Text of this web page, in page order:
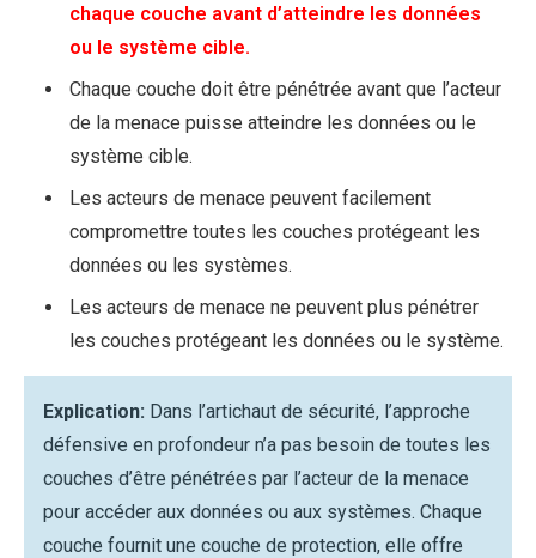
chaque couche avant d’atteindre les données
ou le système cible.
Chaque couche doit être pénétrée avant que l’acteur
de la menace puisse atteindre les données ou le
système cible.
Les acteurs de menace peuvent facilement
compromettre toutes les couches protégeant les
données ou les systèmes.
Les acteurs de menace ne peuvent plus pénétrer
les couches protégeant les données ou le système.
Explication: Dans l’artichaut de sécurité, l’approche
défensive en profondeur n’a pas besoin de toutes les
couches d’être pénétrées par l’acteur de la menace
pour accéder aux données ou aux systèmes. Chaque
couche fournit une couche de protection, elle offre